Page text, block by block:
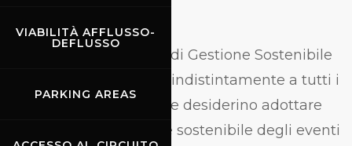
VIABILITÀ AFFLUSSO-
DEFLUSSO
PARKING AREAS
La ISO 20121 (Sistema di Gestione Sostenibile
degli Eventi) si rivolge indistintamente a tutti i
soggetti del settore che desiderino adottare
un sistema di gestione sostenibile degli eventi